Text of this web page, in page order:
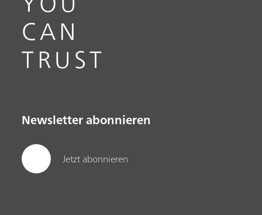
CAN
TRUST
Newsletter abonnieren
Jetzt abonnieren